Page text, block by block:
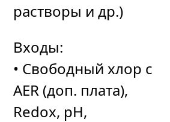
растворы и др.)
Входы:
• Свободный хлор с
AER (доп. плата),
Redox, pH,